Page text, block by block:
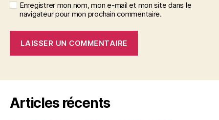
Enregistrer mon nom, mon e-mail et mon site dans le
navigateur pour mon prochain commentaire.
Articles récents